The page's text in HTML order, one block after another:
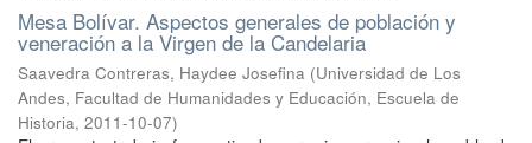
Mesa Bolívar. Aspectos generales de población y
veneración a la Virgen de la Candelaria
Saavedra Contreras, Haydee Josefina (Universidad de Los
Andes, Facultad de Humanidades y Educación, Escuela de
Historia, 2011-10-07)